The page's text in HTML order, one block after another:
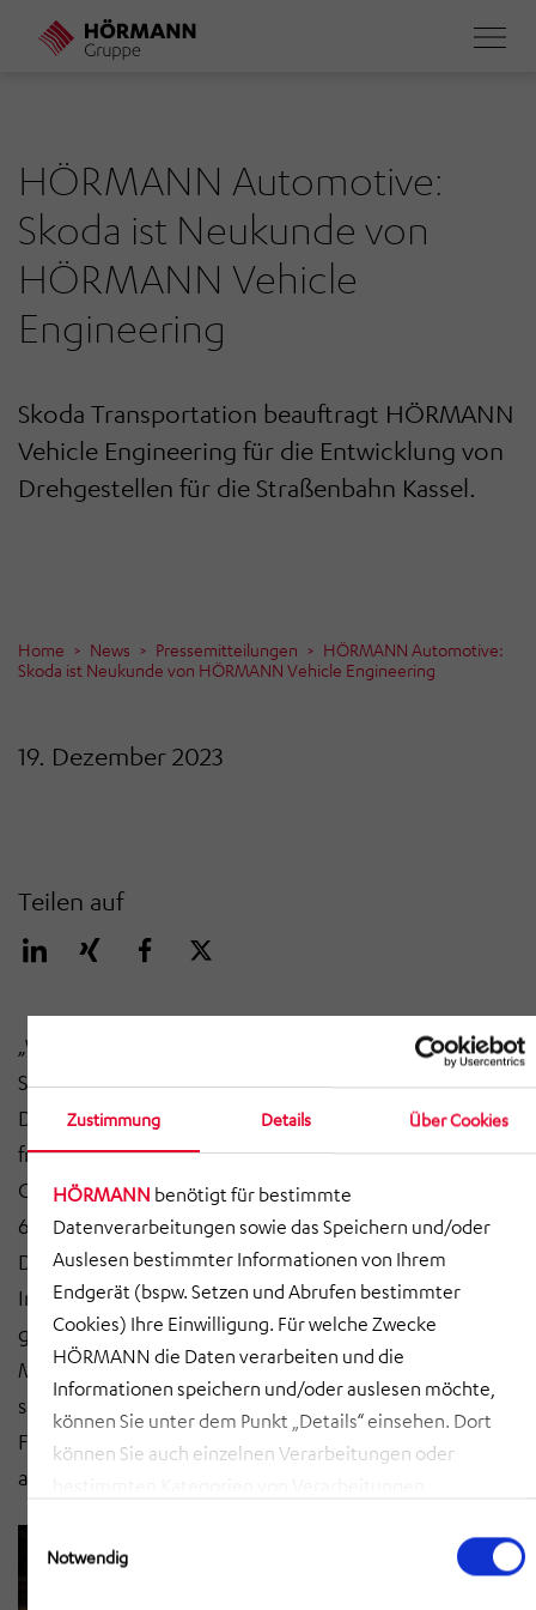
Zustimmung Details Über Cookies
HÖRMANN benötigt für bestimmte
Datenverarbeitungen sowie das Speichern und/oder
Auslesen bestimmter Informationen von Ihrem
Endgerät (bspw. Setzen und Abrufen bestimmter
Cookies) Ihre Einwilligung. Für welche Zwecke
HÖRMANN die Daten verarbeiten und die
Informationen speichern und/oder auslesen möchte,
können Sie unter dem Punkt „Details“ einsehen. Dort
können Sie auch einzelnen Verarbeitungen oder
Sie ein, dass HÖRMANN alle der erläuterten
Informationen speichern sowie auslesen und damit
Einwilligungsauswahl
Notwendig
Direkt
HÖRMANN Automotive:
Skoda ist Neukunde von
HÖRMANN Vehicle
Engineering
Skoda Transportation beauftragt HÖRMANN
Vehicle Engineering für die Entwicklung von
Drehgestellen für die Straßenbahn Kassel.
Home News Pressemitteilungen
HÖRMANN Automotive:
Skoda ist Neukunde von HÖRMANN Vehicle Engineering
19. Dezember 2023
Teilen auf
„Wir haben Ende Oktober 2023 die Beauftragung von
Skoda Transportation für die Entwicklung der
Drehgestelle für die Straßenbahn Kassel bekommen“,
freut sich Jörg Müller, Leiter Realisierung
Gesamtfahrzeugprojekte. Der Auftrag über rund
650.000 Euro umfasst die Konstruktion des
Drehgestellrahmens sowie das
Integrationsengineering für alle zum Fahrwerk
gehörenden Bauteile und Komponenten. Das 3D-
Modell des Drehgestells, die Zeichnungserstellung
sowie die Ausführung der Nachweisführung für die
Festigkeit durch Berechnung muss bis Ende 2024
abgeschlossen werden.